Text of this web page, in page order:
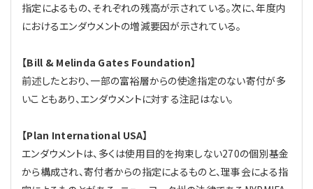
指定によるもの、それぞれの残高が示されている。次に、年度内
におけるエンダウメントの増減要因が示されている。
【Bill & Melinda Gates Foundation】
前述したとおり、一部の富裕層からの使途指定のない寄付が多
いこともあり、エンダウメントに対する注記はない。
【Plan International USA】
エンダウメントは、多くは使用目的を拘束しない270の個別基金
から構成され、寄付者からの指定によるものと、理事会による指